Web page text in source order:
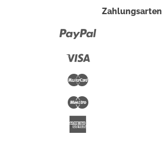
Zahlungsarten
Maestro